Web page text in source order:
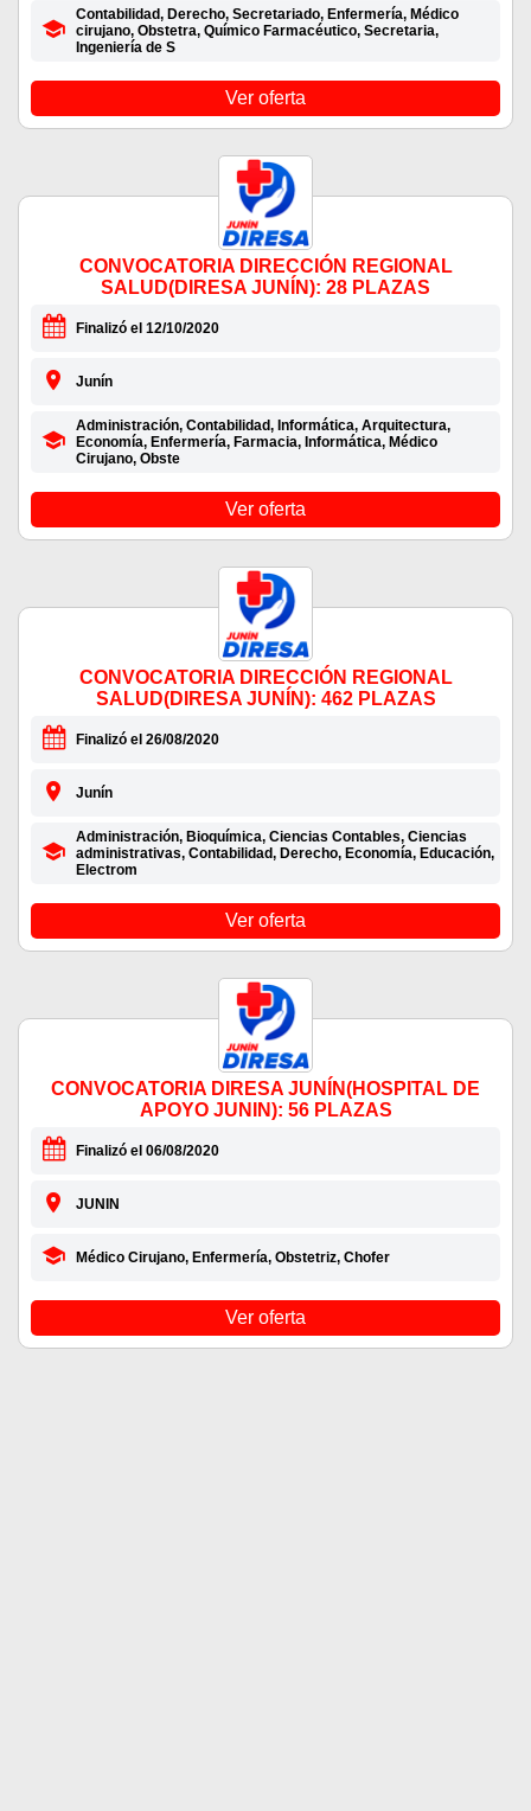
Contabilidad, Derecho, Secretariado, Enfermería, Médico
cirujano, Obstetra, Químico Farmacéutico, Secretaria,
Ingeniería de S
Ver oferta
CONVOCATORIA DIRECCIÓN REGIONAL
SALUD(DIRESA JUNÍN): 28 PLAZAS
Finalizó el 12/10/2020
Junín
Administración, Contabilidad, Informática, Arquitectura,
Economía, Enfermería, Farmacia, Informática, Médico
Cirujano, Obste
Ver oferta
CONVOCATORIA DIRECCIÓN REGIONAL
SALUD(DIRESA JUNÍN): 462 PLAZAS
Finalizó el 26/08/2020
Junín
Administración, Bioquímica, Ciencias Contables, Ciencias
administrativas, Contabilidad, Derecho, Economía, Educación,
Electrom
Ver oferta
CONVOCATORIA DIRESA JUNÍN(HOSPITAL DE
APOYO JUNIN): 56 PLAZAS
Finalizó el 06/08/2020
JUNIN
Médico Cirujano, Enfermería, Obstetriz, Chofer
Ver oferta